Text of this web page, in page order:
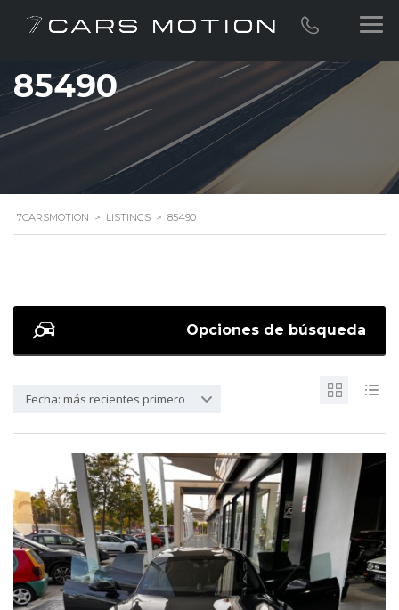
85490
7CARSMOTION > LISTINGS > 85490
Opciones de búsqueda
Fecha: más recientes primero